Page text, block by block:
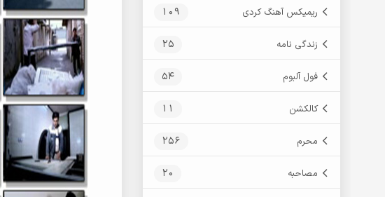
ریمیکس آهنگ کردی 109
زندگی نامه 25
فول آلبوم 54
کالکشن 11
محرم 256
مصاحبه 20